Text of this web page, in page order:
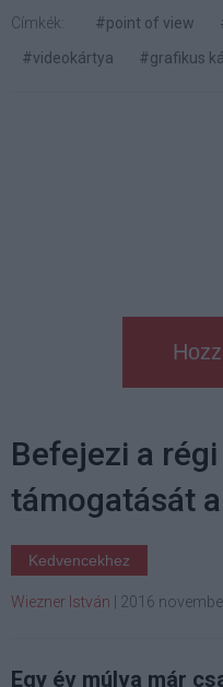
Címkék: #point of view
#videokártya
#grafikus
Befejezi a
támogatását
Kedvencekhez
Wiezner István 2016
Egy év múlva már